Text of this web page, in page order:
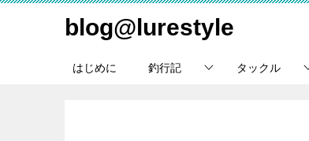
blog@lurestyle
はじめに 釣行記 タックル